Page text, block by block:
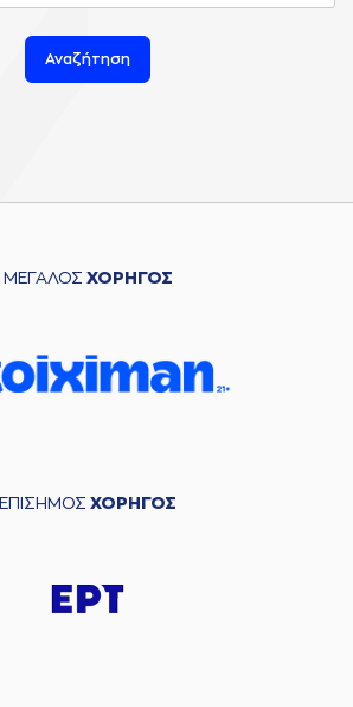
Αναζήτηση
ΜΕΓΑΛΟΣ ΧΟΡΗΓΟΣ
ΕΠΙΣΗΜΟΣ ΧΟΡΗΓΟΣ